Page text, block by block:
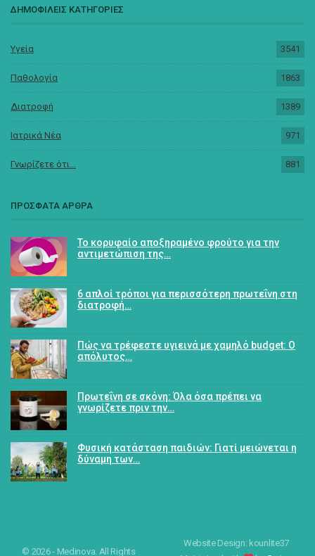
ΔΗΜΟΦΙΛΕΙΣ ΚΑΤΗΓΟΡΙΕΣ
Υγεία 3541
Παθολογία 1863
Διατροφή 1389
Ιατρικά Νέα 971
Γνωρίζετε ότι... 881
ΠΡΟΣΦΑΤΑ ΑΡΘΡΑ
Το κορυφαίο αποξηραμένο φρούτο για την
αντιμετώπιση της…
6 απλοί τρόποι για περισσότερη πρωτεΐνη στη
διατροφή…
Πώς να τρέφεστε υγιεινά με χαμηλό budget: Ο
απόλυτος…
Πρωτεΐνη σε σκόνη: Όλα όσα πρέπει να
γνωρίζετε πριν την…
Φυσική κατάσταση παιδιών: Γιατί μειώνεται η
δύναμη των…
© 2026 - Medinova. All Rights
Website Design: kounlite37